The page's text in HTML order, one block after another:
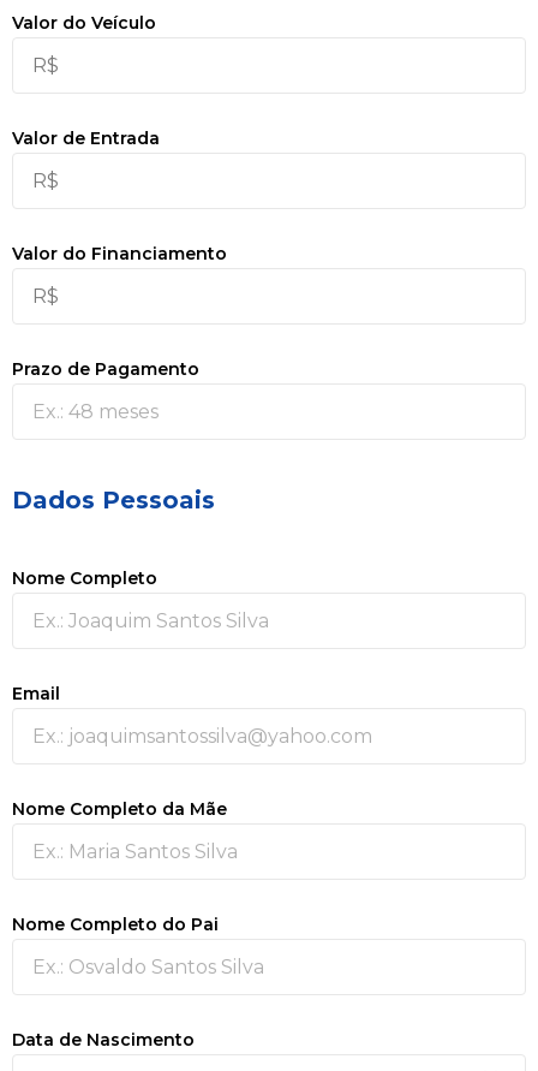
Valor do Veículo
Valor de Entrada
Valor do Financiamento
Prazo de Pagamento
Dados Pessoais
Nome Completo
Email
Nome Completo da Mãe
Nome Completo do Pai
Data de Nascimento